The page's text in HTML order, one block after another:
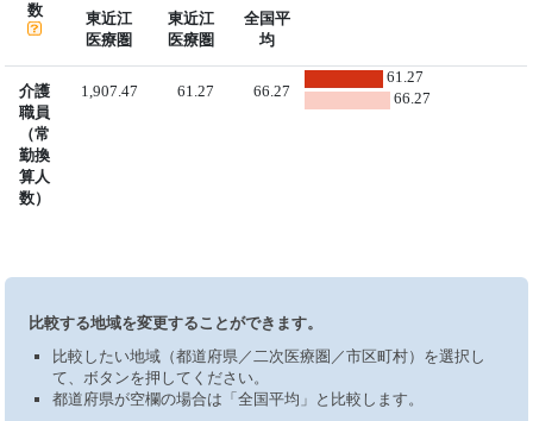
数
東近江
医療圏
東近江
医療圏
全国平
均
介護
職員
（常
勤換
算人
数）
1,907.47 61.27 66.27
61.27
66.27
比較する地域を変更することができます。
比較したい地域（都道府県／二次医療圏／市区町村）を選択し
て、ボタンを押してください。
都道府県が空欄の場合は「全国平均」と比較します。